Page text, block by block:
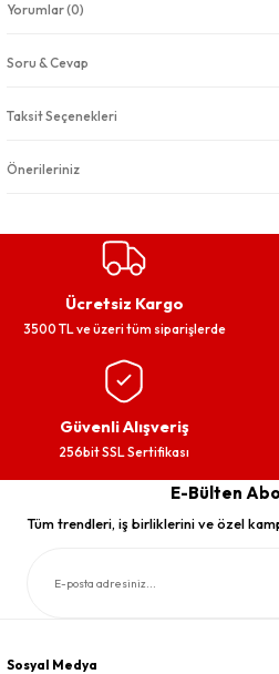
Yorumlar (0)
Soru & Cevap
Taksit Seçenekleri
Önerileriniz
Ücretsiz Kargo
3500 TL ve üzeri tüm siparişlerde
Güvenli Alışveriş
256bit SSL Sertifikası
E-Bülten
Tüm trendleri, iş birliklerini ve özel
Sosyal Medya